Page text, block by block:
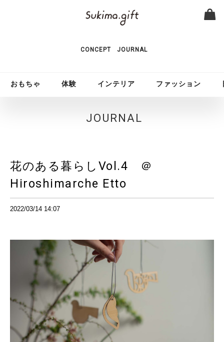
CONCEPT JOURNAL
おもちゃ 体験 インテリア ファッション
JOURNAL
花のある暮らしVol.4 ＠
Hiroshimarche Etto
2022/03/14 14:07